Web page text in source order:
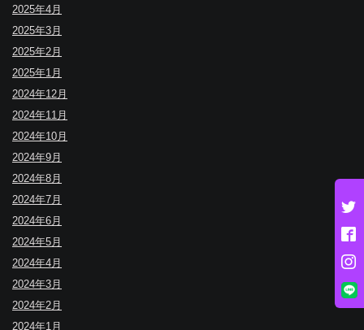
2025年4月
2025年3月
2025年2月
2025年1月
2024年12月
2024年11月
2024年10月
2024年9月
2024年8月
2024年7月
2024年6月
2024年5月
2024年4月
2024年3月
2024年2月
2024年1月